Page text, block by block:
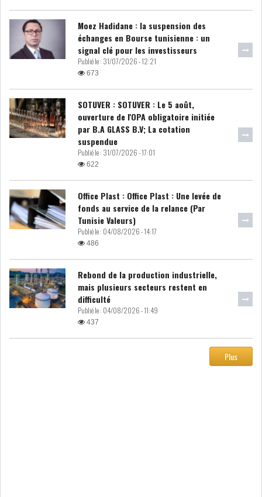
Moez Hadidane : la suspension des
échanges en Bourse tunisienne : un
signal clé pour les investisseurs
Publié le : 31/07/2026 - 12:21
673
SOTUVER : SOTUVER : Le 5 août,
ouverture de l'OPA obligatoire initiée
par B.A GLASS B.V; La cotation
suspendue
Publié le : 31/07/2026 - 17:01
622
Office Plast : Office Plast : Une levée de
fonds au service de la relance (Par
Tunisie Valeurs)
Publié le : 04/08/2026 - 14:17
486
Rebond de la production industrielle,
mais plusieurs secteurs restent en
difficulté
Publié le : 04/08/2026 - 11:49
437
Plus